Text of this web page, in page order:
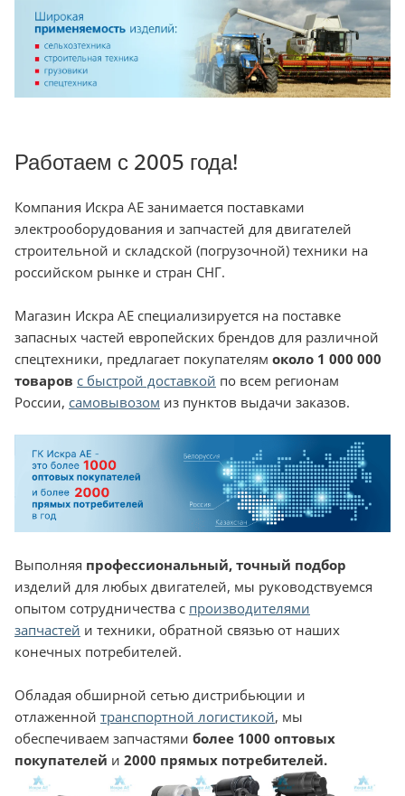
Работаем с 2005 года!
Компания Искра АЕ занимается поставками
электрооборудования и запчастей для двигателей
строительной и складской (погрузочной) техники на
российском рынке и стран СНГ.
Магазин Искра АЕ специализируется на поставке
запасных частей европейских брендов для различной
спецтехники, предлагает покупателям около 1 000 000
товаров с быстрой доставкой по всем регионам
России, самовывозом из пунктов выдачи заказов.
Выполняя профессиональный, точный подбор
изделий для любых двигателей, мы руководствуемся
опытом сотрудничества с производителями
запчастей и техники, обратной связью от наших
конечных потребителей.
Обладая обширной сетью дистрибьюции и
отлаженной транспортной логистикой, мы
обеспечиваем запчастями более 1000 оптовых
покупателей и 2000 прямых потребителей.